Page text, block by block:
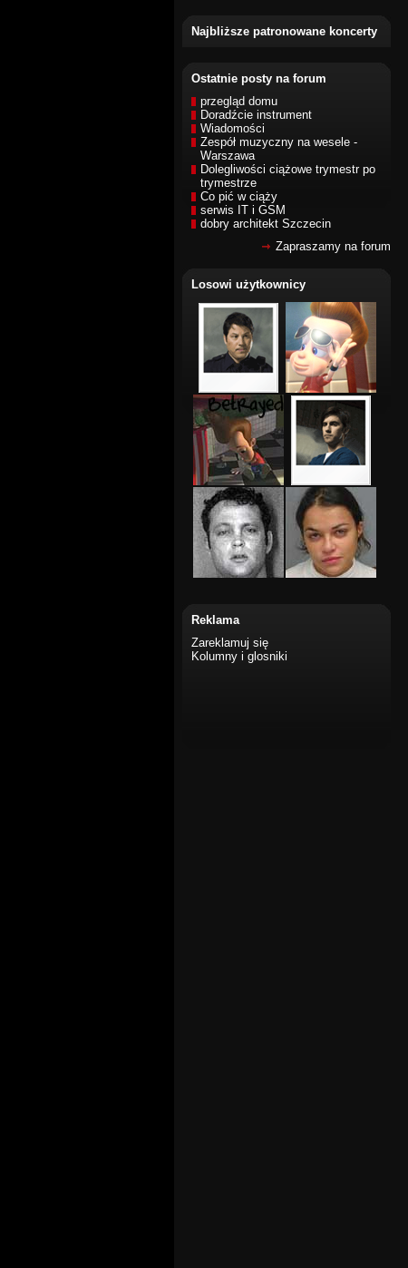
Najbliższe patronowane koncerty
Ostatnie posty na forum
przegląd domu
Doradźcie instrument
Wiadomości
Zespół muzyczny na wesele -
Warszawa
Dolegliwości ciążowe trymestr po
trymestrze
Co pić w ciąży
serwis IT i GSM
dobry architekt Szczecin
Zapraszamy na forum
Losowi użytkownicy
Reklama
Zareklamuj się
Kolumny i glosniki